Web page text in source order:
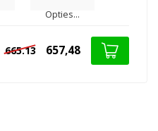
Opties...
665.13 657,48